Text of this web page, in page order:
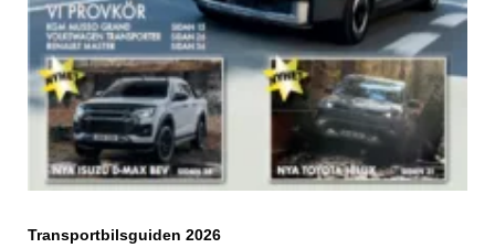
Transportbilsguiden 2026